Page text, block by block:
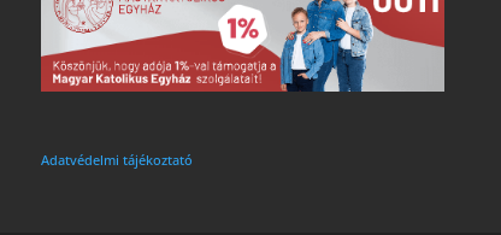
Adatvédelmi tájékoztató